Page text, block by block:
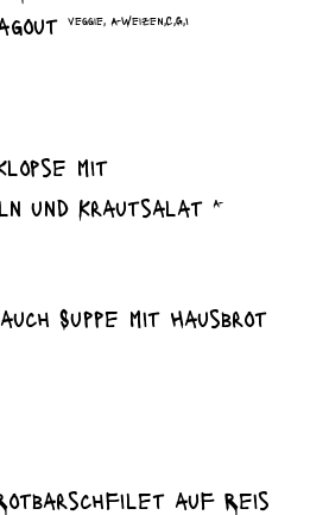
veggie, A-Weizen,C,G,I
mit
und Krautsalat
A-
Suppe mit Hausbrot
auf Reis